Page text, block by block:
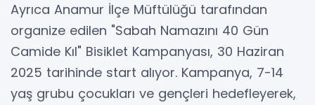
Ayrıca Anamur İlçe Müftülüğü tarafından
organize edilen "Sabah Namazını 40 Gün
Camide Kıl" Bisiklet Kampanyası, 30 Haziran
2025 tarihinde start alıyor. Kampanya, 7-14
yaş grubu çocukları ve gençleri hedefleyerek,